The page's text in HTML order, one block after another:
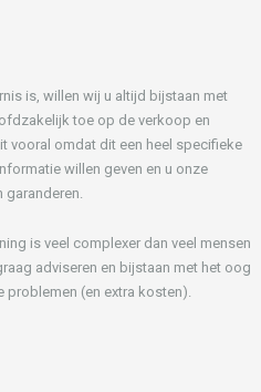
is, willen wij u altijd bijstaan met
toe op de verkoop en
vooral omdat dit een heel specifieke
willen geven en u onze
is veel complexer dan veel mensen
adviseren en bijstaan met het oog
(en extra kosten).